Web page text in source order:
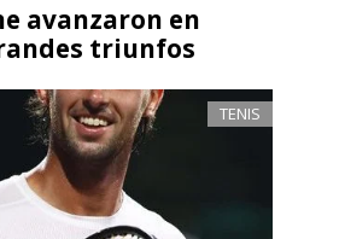
avanzaron en
triunfos
TENIS